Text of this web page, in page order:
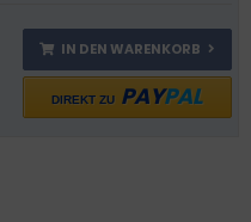
IN DEN WARENKORB
DIREKT ZU PAYPAL